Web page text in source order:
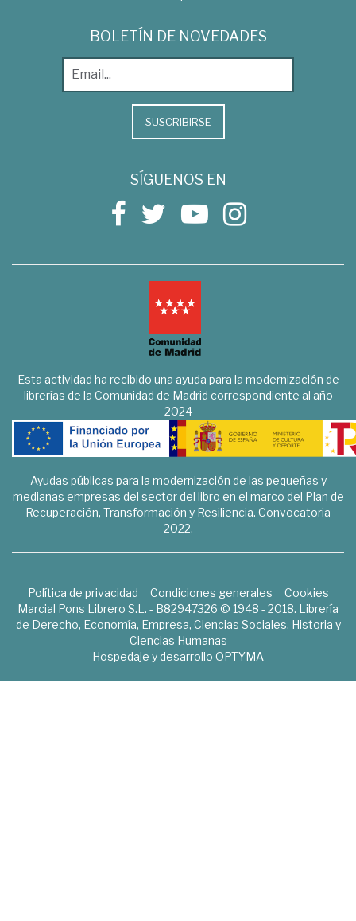
BOLETÍN DE NOVEDADES
SUSCRIBIRSE
SÍGUENOS EN
Esta actividad ha recibido una ayuda para la modernización de
librerías de la Comunidad de Madrid correspondiente al año
2024
Ayudas públicas para la modernización de las pequeñas y
medianas empresas del sector del libro en el marco del Plan de
Recuperación, Transformación y Resiliencia. Convocatoria
2022.
Política de privacidad Condiciones generales
Cookies
Marcial Pons Librero S.L. - B82947326 © 1948 - 2018. Librería
de Derecho, Economía, Empresa, Ciencias Sociales, Historia y
Ciencias Humanas
Hospedaje y desarrollo OPTYMA